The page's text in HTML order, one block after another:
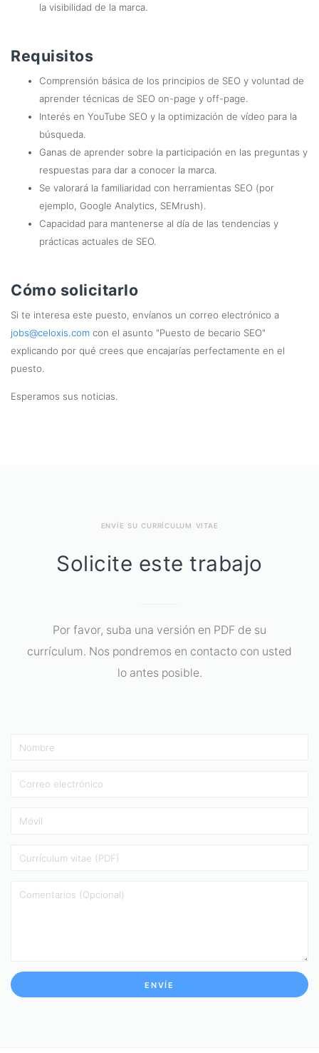
la visibilidad de la marca.
Requisitos
Comprensión básica de los principios de SEO y voluntad de
aprender técnicas de SEO on-page y off-page.
Interés en YouTube SEO y la optimización de vídeo para la
búsqueda.
Ganas de aprender sobre la participación en las preguntas y
respuestas para dar a conocer la marca.
Se valorará la familiaridad con herramientas SEO (por
ejemplo, Google Analytics, SEMrush).
Capacidad para mantenerse al día de las tendencias y
prácticas actuales de SEO.
Cómo solicitarlo
Si te interesa este puesto, envíanos un correo electrónico a
jobs@celoxis.com con el asunto "Puesto de becario SEO"
explicando por qué crees que encajarías perfectamente en el
puesto.
Esperamos sus noticias.
ENVÍE SU CURRÍCULUM VITAE
Solicite este trabajo
Por favor, suba una versión en PDF de su
currículum. Nos pondremos en contacto con usted
lo antes posible.
ENVÍE